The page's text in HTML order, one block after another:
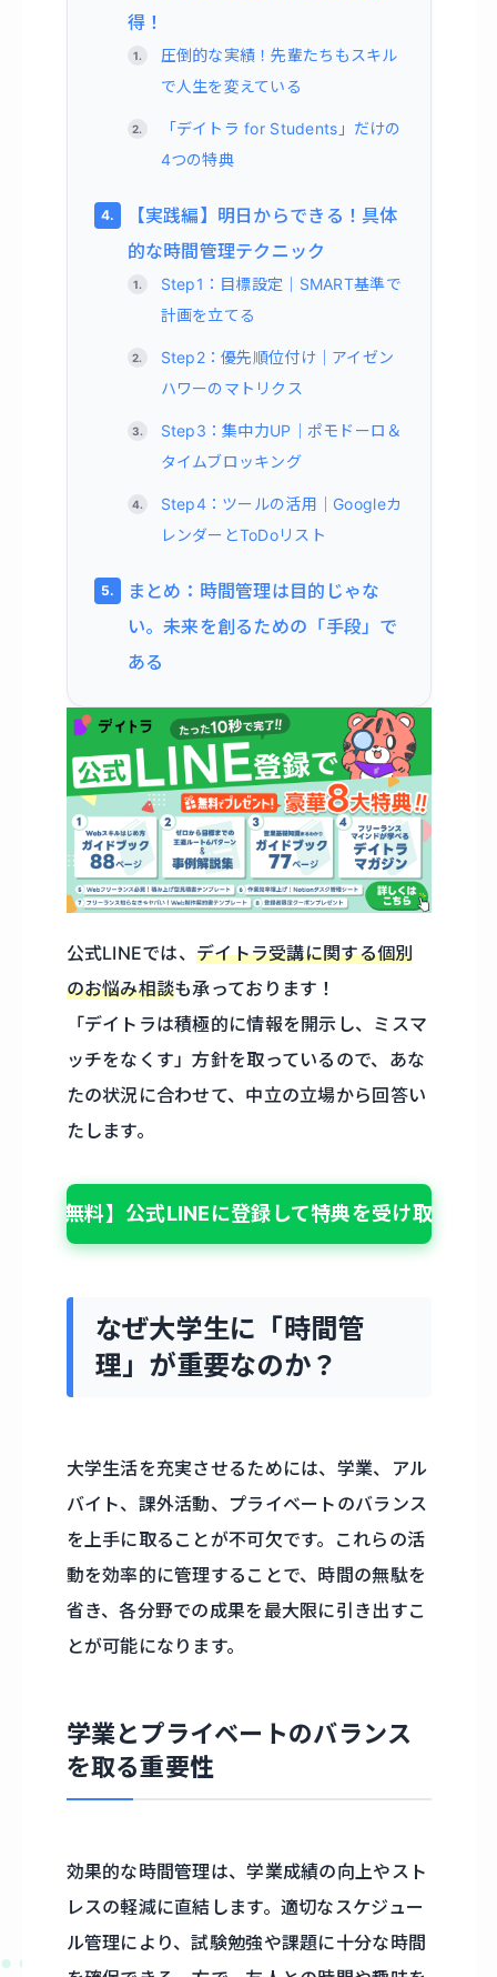
得！
圧倒的な実績！先輩たちもスキル
で人生を変えている
「デイトラ for Students」だけの
4つの特典
【実践編】明日からできる！具体
的な時間管理テクニック
Step1：目標設定｜SMART基準で
計画を立てる
Step2：優先順位付け｜アイゼン
ハワーのマトリクス
Step3：集中力UP｜ポモドーロ＆
タイムブロッキング
Step4：ツールの活用｜Googleカ
レンダーとToDoリスト
まとめ：時間管理は目的じゃな
い。未来を創るための「手段」で
ある
公式LINEでは、デイトラ受講に関する個別
のお悩み相談も承っております！
「デイトラは積極的に情報を開示し、ミスマ
ッチをなくす」方針を取っているので、あな
たの状況に合わせて、中立の立場から回答い
たします。
【無料】公式LINEに登録して特典を受け取る
なぜ大学生に「時間管
理」が重要なのか？
大学生活を充実させるためには、学業、アル
バイト、課外活動、プライベートのバランス
を上手に取ることが不可欠です。これらの活
動を効率的に管理することで、時間の無駄を
省き、各分野での成果を最大限に引き出すこ
とが可能になります。
学業とプライベートのバランス
を取る重要性
効果的な時間管理は、学業成績の向上やスト
レスの軽減に直結します。適切なスケジュー
ル管理により、試験勉強や課題に十分な時間